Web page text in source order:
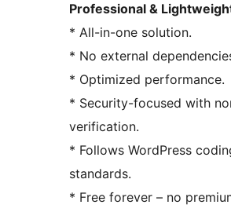
Professional &
* All-in-one solution.
* No external
* Optimized performance.
* Security-focused with
verification.
* Follows WordPress
standards.
* Free forever – no